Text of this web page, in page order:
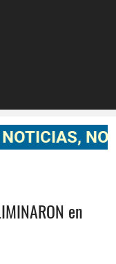
en